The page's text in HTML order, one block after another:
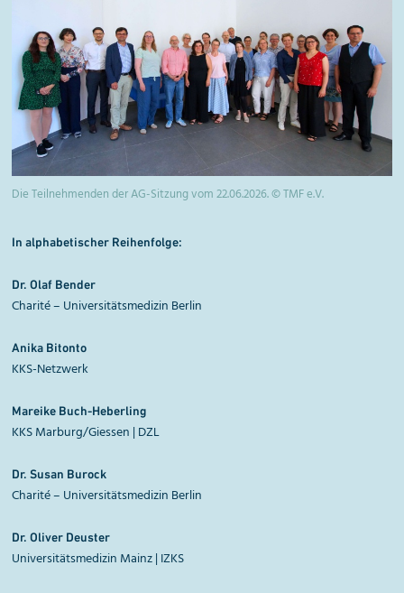
Die Teilnehmenden der AG-Sitzung vom 22.06.2026. © TMF e.V.
In alphabetischer Reihenfolge:
Dr. Olaf Bender
Charité – Universitätsmedizin Berlin
Anika Bitonto
KKS-Netzwerk
Mareike Buch-Heberling
KKS Marburg/Giessen | DZL
Dr. Susan Burock
Charité – Universitätsmedizin Berlin
Dr. Oliver Deuster
Universitätsmedizin Mainz | IZKS